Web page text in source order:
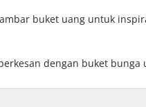
buket uang untuk
dengan buket bunga